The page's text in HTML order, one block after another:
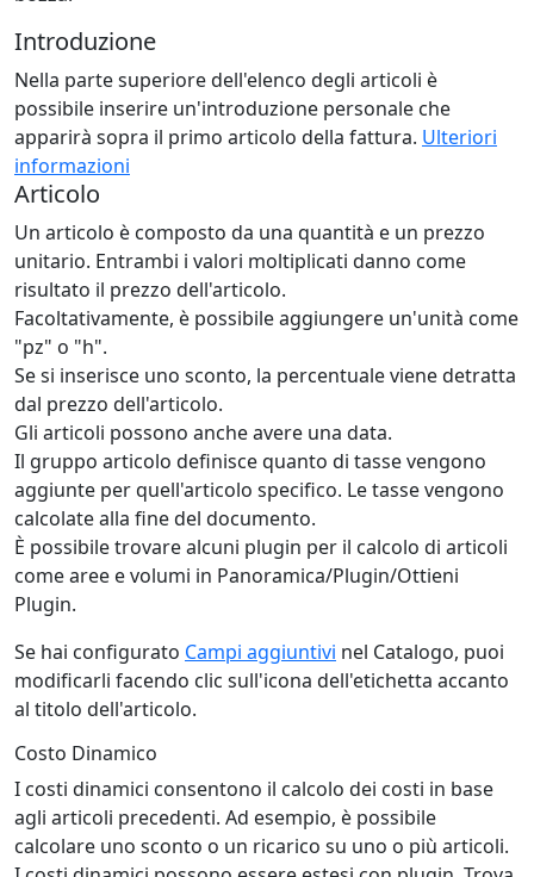
Introduzione
Nella parte superiore dell'elenco degli articoli è
possibile inserire un'introduzione personale che
apparirà sopra il primo articolo della fattura. Ulteriori
informazioni
Articolo
Un articolo è composto da una quantità e un prezzo
unitario. Entrambi i valori moltiplicati danno come
risultato il prezzo dell'articolo.
Facoltativamente, è possibile aggiungere un'unità come
"pz" o "h".
Se si inserisce uno sconto, la percentuale viene detratta
dal prezzo dell'articolo.
Gli articoli possono anche avere una data.
Il gruppo articolo definisce quanto di tasse vengono
aggiunte per quell'articolo specifico. Le tasse vengono
calcolate alla fine del documento.
È possibile trovare alcuni plugin per il calcolo di articoli
come aree e volumi in Panoramica/Plugin/Ottieni
Plugin.
Se hai configurato Campi aggiuntivi nel Catalogo, puoi
modificarli facendo clic sull'icona dell'etichetta accanto
al titolo dell'articolo.
Costo Dinamico
I costi dinamici consentono il calcolo dei costi in base
agli articoli precedenti. Ad esempio, è possibile
calcolare uno sconto o un ricarico su uno o più articoli.